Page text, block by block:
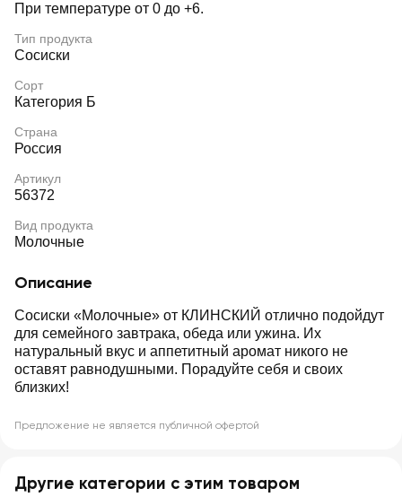
При температуре от 0 до +6.
Тип продукта
Сосиски
Сорт
Категория Б
Страна
Россия
Артикул
56372
Вид продукта
Молочные
Описание
Сосиски «Молочные» от КЛИНСКИЙ отлично подойдут
для семейного завтрака, обеда или ужина. Их
натуральный вкус и аппетитный аромат никого не
оставят равнодушными. Порадуйте себя и своих
близких!
Предложение не является публичной офертой
Другие категории с этим товаром